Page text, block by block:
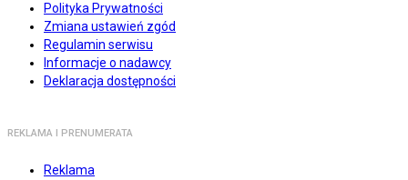
Polityka Prywatności
Zmiana ustawień zgód
Regulamin serwisu
Informacje o nadawcy
Deklaracja dostępności
REKLAMA I PRENUMERATA
Reklama